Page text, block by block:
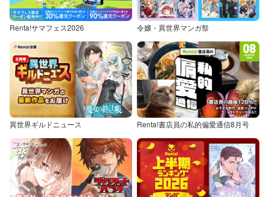
Renta!サマフェス2026 令嬢・異世界マンガ祭
異世界ギルドニュース Renta!書店員の私的偏愛通信8月号